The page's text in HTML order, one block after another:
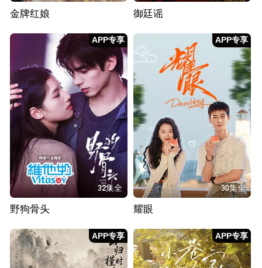
金牌红娘 御廷谣
APP专享
32集全
野狗骨头
APP专享
30集全
耀眼
APP专享 APP专享